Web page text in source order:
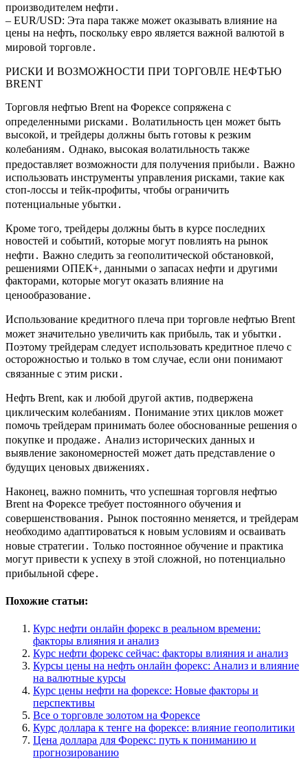
производителем нефти․
– EUR/USD: Эта пара также может оказывать влияние на
цены на нефть, поскольку евро является важной валютой в
мировой торговле․
РИСКИ И ВОЗМОЖНОСТИ ПРИ ТОРГОВЛЕ НЕФТЬЮ
BRENT
Торговля нефтью Brent на Форексе сопряжена с
определенными рисками․ Волатильность цен может быть
высокой, и трейдеры должны быть готовы к резким
колебаниям․ Однако, высокая волатильность также
предоставляет возможности для получения прибыли․ Важно
использовать инструменты управления рисками, такие как
стоп-лоссы и тейк-профиты, чтобы ограничить
потенциальные убытки․
Кроме того, трейдеры должны быть в курсе последних
новостей и событий, которые могут повлиять на рынок
нефти․ Важно следить за геополитической обстановкой,
решениями ОПЕК+, данными о запасах нефти и другими
факторами, которые могут оказать влияние на
ценообразование․
Использование кредитного плеча при торговле нефтью Brent
может значительно увеличить как прибыль, так и убытки․
Поэтому трейдерам следует использовать кредитное плечо с
осторожностью и только в том случае, если они понимают
связанные с этим риски․
Нефть Brent, как и любой другой актив, подвержена
циклическим колебаниям․ Понимание этих циклов может
помочь трейдерам принимать более обоснованные решения о
покупке и продаже․ Анализ исторических данных и
выявление закономерностей может дать представление о
будущих ценовых движениях․
Наконец, важно помнить, что успешная торговля нефтью
Brent на Форексе требует постоянного обучения и
совершенствования․ Рынок постоянно меняется, и трейдерам
необходимо адаптироваться к новым условиям и осваивать
новые стратегии․ Только постоянное обучение и практика
могут привести к успеху в этой сложной, но потенциально
прибыльной сфере․
Похожие статьи:
Курс нефти онлайн форекс в реальном времени:
факторы влияния и анализ
Курс нефти форекс сейчас: факторы влияния и анализ
Курсы цены на нефть онлайн форекс: Анализ и влияние
на валютные курсы
Курс цены нефти на форексе: Новые факторы и
перспективы
Все о торговле золотом на Форексе
Курс доллара к тенге на форексе: влияние геополитики
Цена доллара для Форекс: путь к пониманию и
прогнозированию